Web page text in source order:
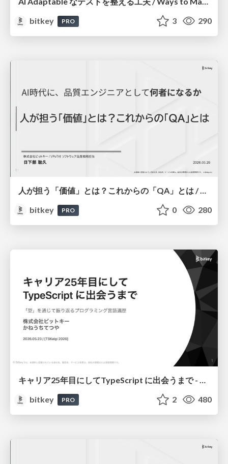
bitkey
PRO 3 290
人が担う「価値」とは？これからの「QA」とは / Human Value and the Future of Quality Assurance
bitkey
PRO 0 280
bitkey
PRO 2 480